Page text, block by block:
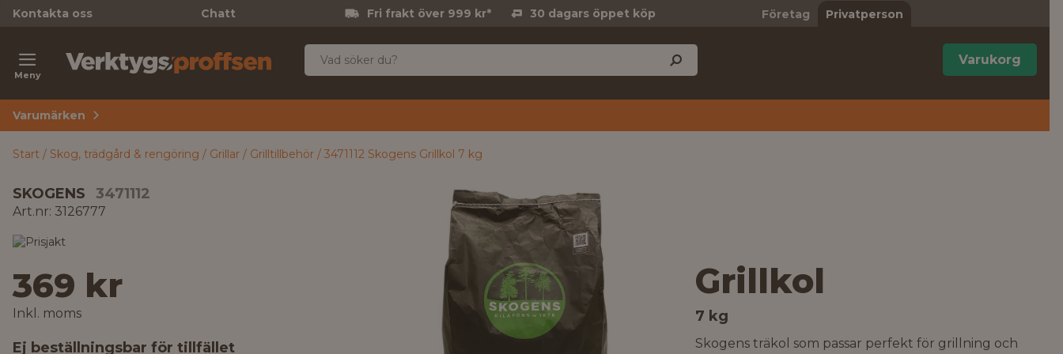
Kontakta oss Chatt Fri frakt över 999 kr* 30 dagars öppet köp Företag Privatperson
Meny
Varukorg
Varumärken
Start Skog, trädgård & rengöring Grillar Grilltillbehör 3471112 Skogens Grillkol 7 kg
SKOGENS 3471112
Art.nr: 3126777
369 kr
Inkl. moms
Ej beställningsbar för tillfället
Grillkol
7 kg
Skogens träkol som passar perfekt för grillning och